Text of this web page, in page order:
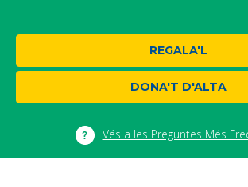
REGALA'L
DONA'T D'ALTA
Vés a les Preguntes Més